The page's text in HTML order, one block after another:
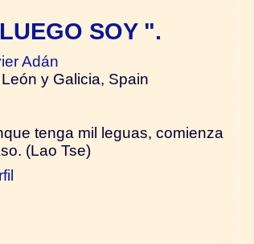
SOY ".
Adán
y Galicia, Spain
tenga mil leguas, comienza
(Lao Tse)